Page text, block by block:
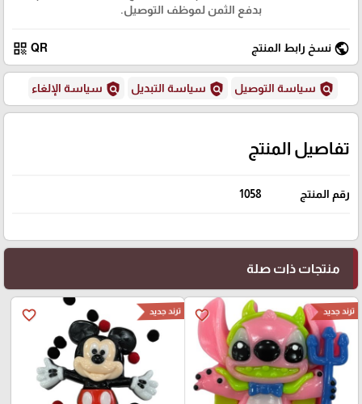
بدفع الثمن لموظف التوصيل.
public نسخ رابط المنتج QR
qr_code
policy سياسة التوصيل policy سياسة التبديل policy سياسة الإلغاء
تفاصيل المنتج
رقم المنتج 1058
منتجات ذات صلة
favorite_border ترند جديد favorite_border ترند جديد